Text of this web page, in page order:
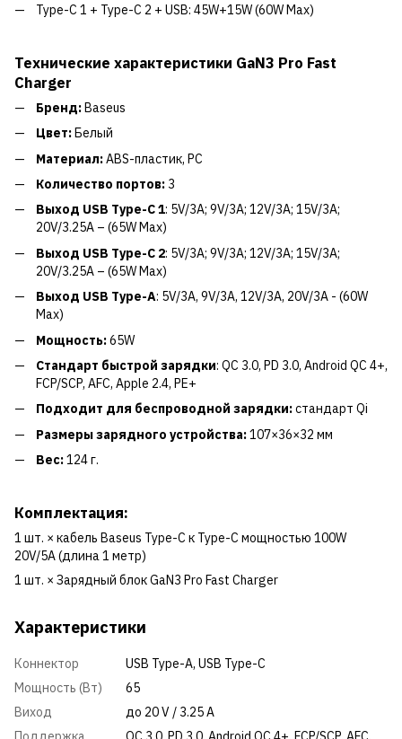
Type-C 1 + Type-C 2 + USB: 45W+15W (60W Max)
Технические характеристики GaN3 Pro Fast
Charger
Бренд:Baseus
Цвет:Белый
Материал:ABS-пластик, PC
Количество портов: 3
Выход USB Type-C 1: 5V/3A; 9V/3A; 12V/3A; 15V/3A;
20V/3.25A – (65W Max)
Выход USB Type-C 2: 5V/3A; 9V/3A; 12V/3A; 15V/3A;
20V/3.25A – (65W Max)
Выход USB Type-A: 5V/3А, 9V/3А, 12V/3А, 20V/3А - (60W
Max)
Мощность:65W
Стандарт быстрой зарядки: QC 3.0, PD 3.0, Android QC 4+,
FCP/SCP, AFC, Apple 2.4, PE+
Подходит для беспроводной зарядки:стандарт Qi
Размеры зарядного устройства:107×36×32 мм
Вес:124 г.
Комплектация:
1 шт. × кабель Baseus Type-C к Type-C мощностью 100W
20V/5A (длина 1 метр)
1 шт. × Зарядный блок GaN3 Pro Fast Charger
Характеристики
Коннектор USB Type-A, USB Type-C
Мощность (Вт)
65
Виход
до 20 V / 3.25 A